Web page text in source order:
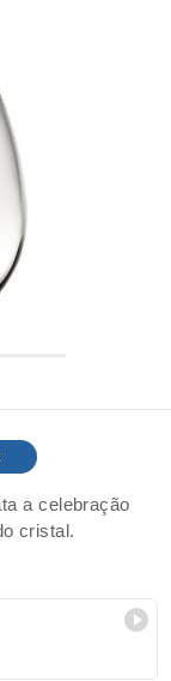
a celebração
cristal.